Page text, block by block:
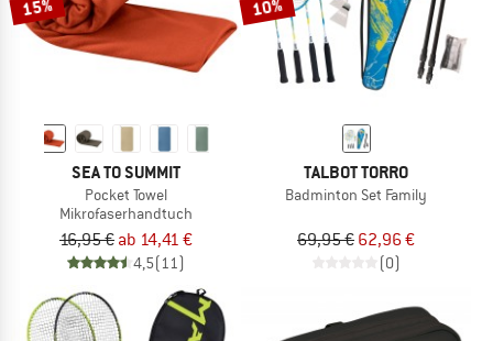
15%
SEA TO SUMMIT
Pocket Towel
Mikrofaserhandtuch
16,95 € ab 14,41 €
4,5(11)
10%
TALBOT TORRO
Badminton Set Family
69,95 € 62,96 €
(0)